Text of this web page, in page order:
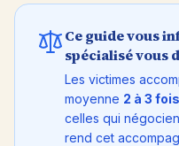
Ce guide vous
spécialisé vous
Les victimes
moyenne 2 à 3
celles qui
rend cet